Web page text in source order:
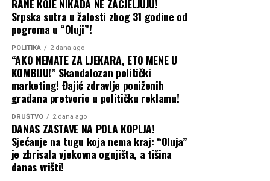
RANE KOJE NIKADA NE ZACJELJUJU!
Srpska sutra u žalosti zbog 31 godine od
pogroma u “Oluji”!
POLITIKA 2 dana ago
“AKO NEMATE ZA LJEKARA, ETO MENE U
KOMBIJU!” Skandalozan politički
marketing! Đajić zdravlje poniženih
građana pretvorio u političku reklamu!
DRUŠTVO 2 dana ago
DANAS ZASTAVE NA POLA KOPLJA!
Sjećanje na tugu koja nema kraj: “Oluja”
je zbrisala vjekovna ognjišta, a tišina
danas vrišti!